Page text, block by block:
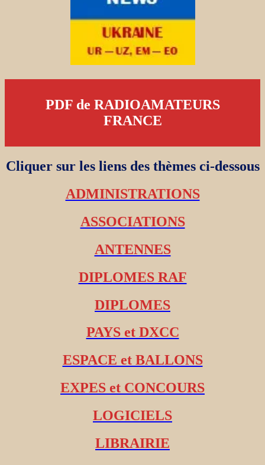
PDF de RADIOAMATEURS
FRANCE
Cliquer sur les liens des thèmes ci-dessous
ADMINISTRATIONS
ASSOCIATIONS
ANTENNES
DIPLOMES RAF
DIPLOMES
PAYS et DXCC
ESPACE et BALLONS
EXPES et CONCOURS
LOGICIELS
LIBRAIRIE